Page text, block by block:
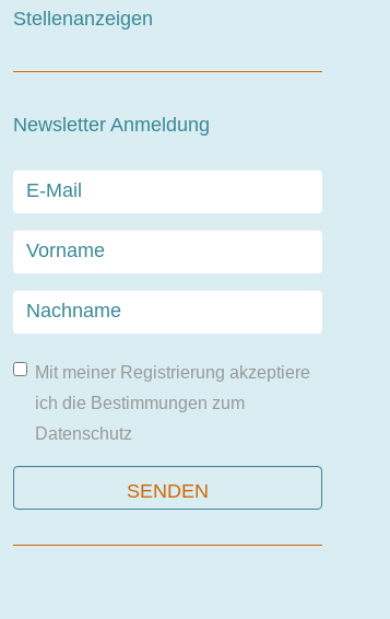
Stellenanzeigen
Newsletter Anmeldung
Mit meiner Registrierung akzeptiere
ich die Bestimmungen zum
Datenschutz